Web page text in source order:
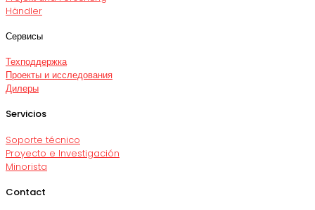
Händler
Сервисы
Техподдержка
Проекты и исследования
Дилеры
Servicios
Soporte técnico
Proyecto e Investigación
Minorista
Contact